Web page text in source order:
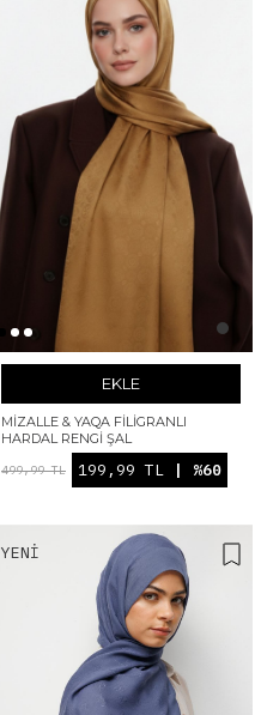
EKLE
MIZALLE & YAQA FILIGRANLI
HARDAL RENGI ŞAL
499,99 TL 199,99 TL | %60
YENI